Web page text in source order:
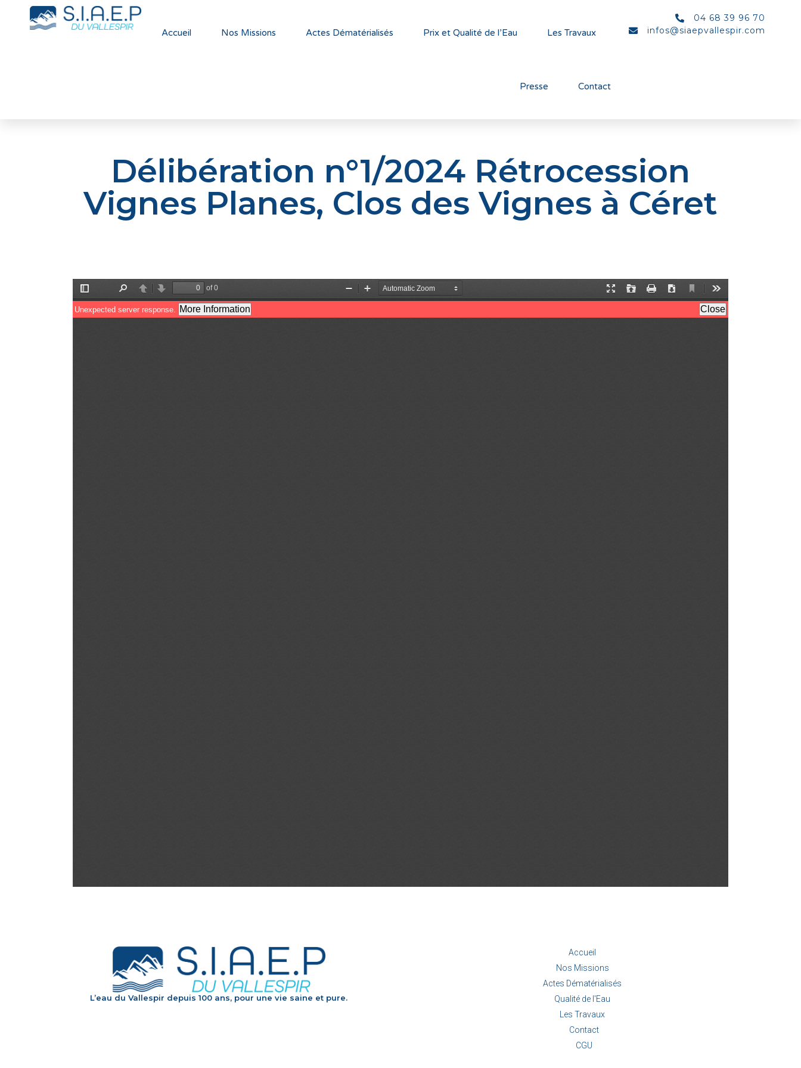
Accueil Nos Missions Actes Dématérialisés Prix et Qualité de l’Eau Les Travaux
Presse Contact
04 68 39 96 70
infos@siaepvallespir.com
Délibération n°1/2024 Rétrocession
Vignes Planes, Clos des Vignes à Céret
L’eau du Vallespir depuis 100 ans, pour une vie saine et pure.
Accueil
Nos Missions
Actes Dématérialisés
Qualité de l'Eau
Les Travaux
Contact
CGU